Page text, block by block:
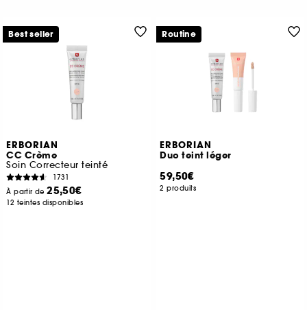
ERBORIAN
CC Crème
Soin Correcteur teinté
1731
À partir de25,50€
12 teintes disponibles
Best seller
ERBORIAN
Duo teint léger
59,50€
2 produits
Routine